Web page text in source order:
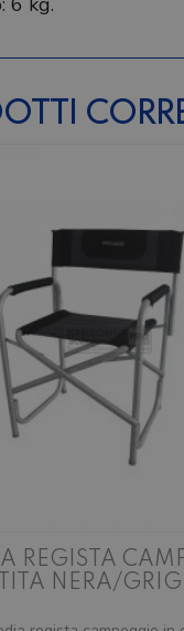
REGISTA
NERA/